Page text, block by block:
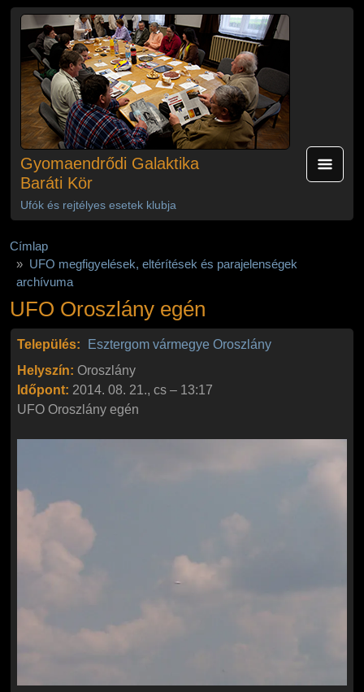
Ugrás a tartalomra
Gyomaendrődi Galaktika
Baráti Kör
Ufók és rejtélyes esetek klubja
Címlap
UFO megfigyelések, eltérítések és parajelenségek
archívuma
UFO Oroszlány egén
Település: Esztergom vármegye Oroszlány
Helyszín: Oroszlány
Időpont: 2014. 08. 21., cs – 13:17
UFO Oroszlány egén